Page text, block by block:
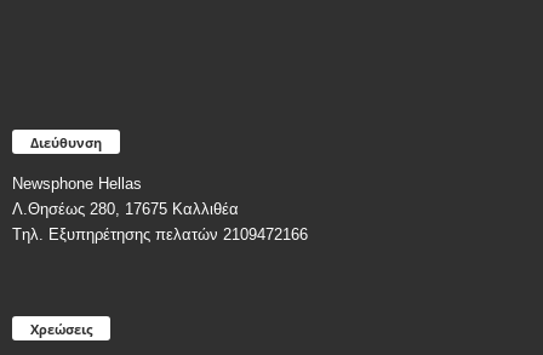
Διεύθυνση
Newsphone Hellas
Λ.Θησέως 280, 17675 Καλλιθέα
Tηλ. Εξυπηρέτησης πελατών 2109472166
Χρεώσεις